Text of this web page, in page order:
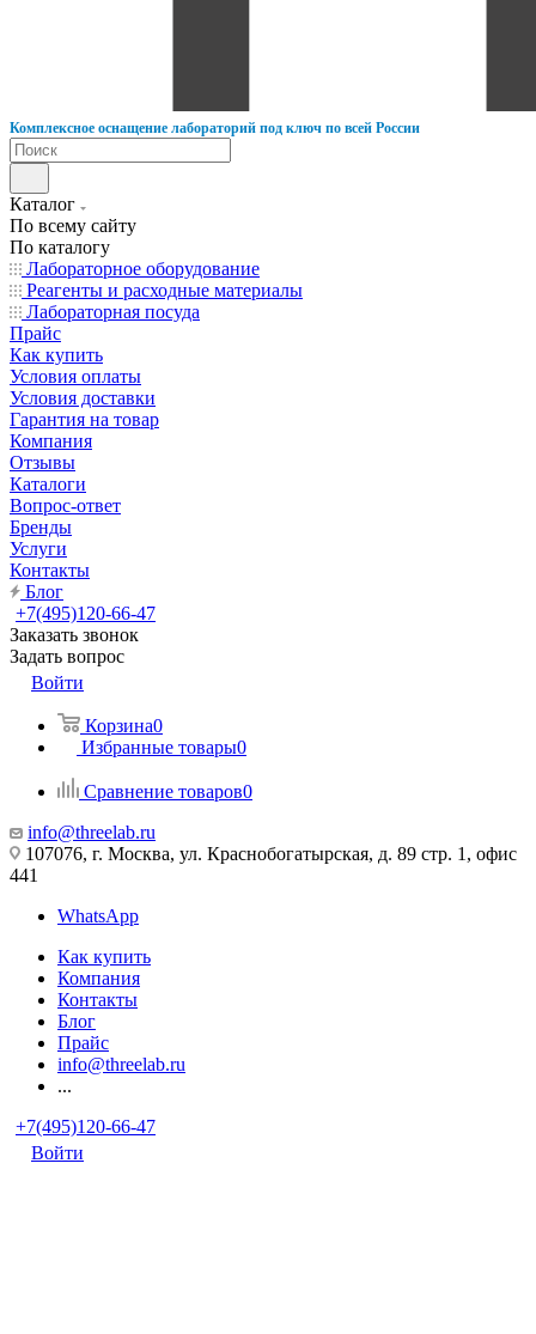
Комплексное оснащение лабораторий под ключ по всей России
Каталог
По всему сайту
По каталогу
Лабораторное оборудование
Реагенты и расходные материалы
Лабораторная посуда
Прайс
Как купить
Условия оплаты
Условия доставки
Гарантия на товар
Компания
Отзывы
Каталоги
Вопрос-ответ
Бренды
Услуги
Контакты
Блог
+7(495)120-66-47
Заказать звонок
Задать вопрос
Войти
Корзина0
Избранные товары0
Сравнение товаров0
info@threelab.ru
107076, г. Москва, ул. Краснобогатырская, д. 89 стр. 1, офис
441
WhatsApp
Как купить
Компания
Контакты
Блог
Прайс
info@threelab.ru
...
+7(495)120-66-47
Войти